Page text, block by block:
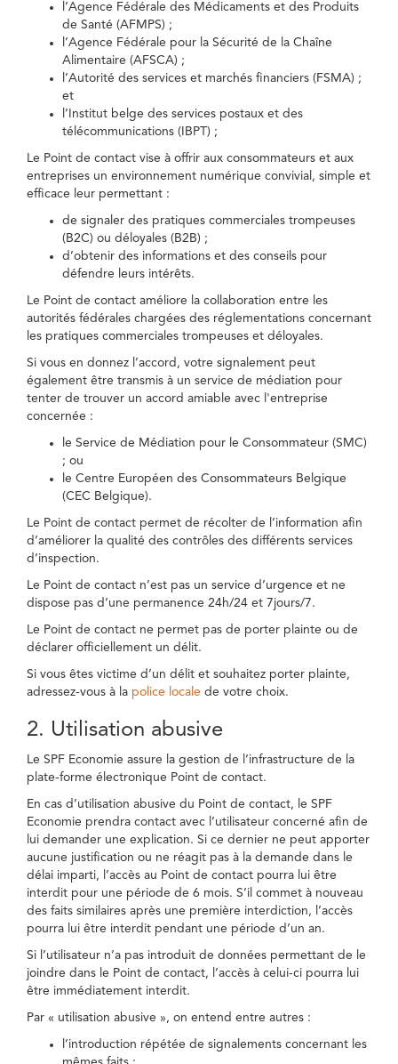
l’Agence Fédérale des Médicaments et des Produits
de Santé (AFMPS) ;
l’Agence Fédérale pour la Sécurité de la Chaîne
Alimentaire (AFSCA) ;
l’Autorité des services et marchés financiers (FSMA) ;
et
l’Institut belge des services postaux et des
télécommunications (IBPT) ;
Le Point de contact vise à offrir aux consommateurs et aux
entreprises un environnement numérique convivial, simple et
efficace leur permettant :
de signaler des pratiques commerciales trompeuses
(B2C) ou déloyales (B2B) ;
d’obtenir des informations et des conseils pour
défendre leurs intérêts.
Le Point de contact améliore la collaboration entre les
autorités fédérales chargées des réglementations concernant
les pratiques commerciales trompeuses et déloyales.
Si vous en donnez l’accord, votre signalement peut
également être transmis à un service de médiation pour
tenter de trouver un accord amiable avec l'entreprise
concernée :
le Service de Médiation pour le Consommateur (SMC)
; ou
le Centre Européen des Consommateurs Belgique
(CEC Belgique).
Le Point de contact permet de récolter de l’information afin
d’améliorer la qualité des contrôles des différents services
d’inspection.
Le Point de contact n’est pas un service d’urgence et ne
dispose pas d’une permanence 24h/24 et 7jours/7.
Le Point de contact ne permet pas de porter plainte ou de
déclarer officiellement un délit.
Si vous êtes victime d’un délit et souhaitez porter plainte,
adressez-vous à la police locale de votre choix.
2. Utilisation abusive
Le SPF Economie assure la gestion de l’infrastructure de la
plate-forme électronique Point de contact.
En cas d’utilisation abusive du Point de contact, le SPF
Economie prendra contact avec l’utilisateur concerné afin de
lui demander une explication. Si ce dernier ne peut apporter
aucune justification ou ne réagit pas à la demande dans le
délai imparti, l’accès au Point de contact pourra lui être
interdit pour une période de 6 mois. S’il commet à nouveau
des faits similaires après une première interdiction, l’accès
pourra lui être interdit pendant une période d’un an.
Si l’utilisateur n’a pas introduit de données permettant de le
joindre dans le Point de contact, l’accès à celui-ci pourra lui
être immédiatement interdit.
Par « utilisation abusive », on entend entre autres :
l’introduction répétée de signalements concernant les